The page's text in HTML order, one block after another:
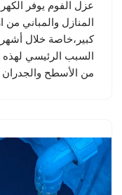
عزل الفوم يوفر
المنازل والمباني من
كبير،خاصة خلال
السبب الرئيسي
من الأسطح